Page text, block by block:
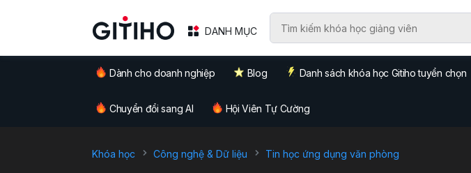
DANH MỤC
Dành cho doanh nghiệp Blog Danh sách khóa học Gitiho tuyển chọn
Chuyển đổi sang AI Hội Viên Tự Cường
Khóa học Công nghệ & Dữ liệu Tin học ứng dụng văn phòng